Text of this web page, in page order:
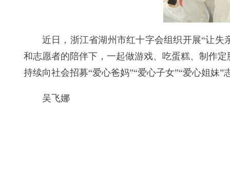
近日，浙江省湖州市红十字会组织开展“让
和志愿者的陪伴下，一起做游戏、吃蛋糕、制作
持续向社会招募“爱心爸妈”“爱心子女”“爱心姐妹
吴飞娜